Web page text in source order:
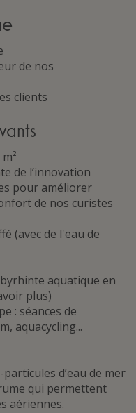
de nos
clients
de l’innovation
pour améliorer
de nos curistes
(avec de l'eau de
aquatique en
plus)
: séances de
aquacycling...
d’eau de mer
qui permettent
aériennes.